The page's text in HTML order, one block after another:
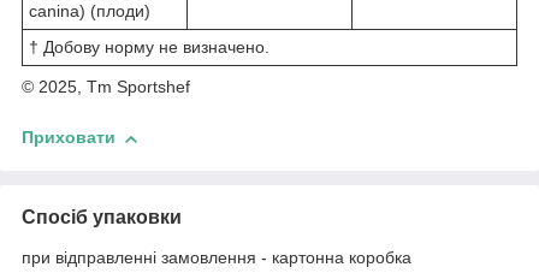
canina) (плоди)
† Добову норму не визначено.
© 2025, Tm Sportshef
Приховати
Спосіб упаковки
при відправленні замовлення - картонна коробка